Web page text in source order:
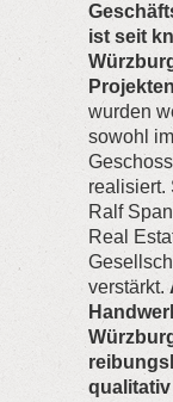
ist seit
wurden
sowohl
realisiert.
Ralf
Real
verstärkt.